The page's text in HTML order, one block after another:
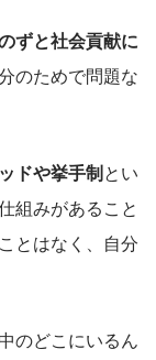
ずと社会貢献に
のためで問題な
ドや挙手制とい
組みがあること
とはなく、自分
のどこにいるん